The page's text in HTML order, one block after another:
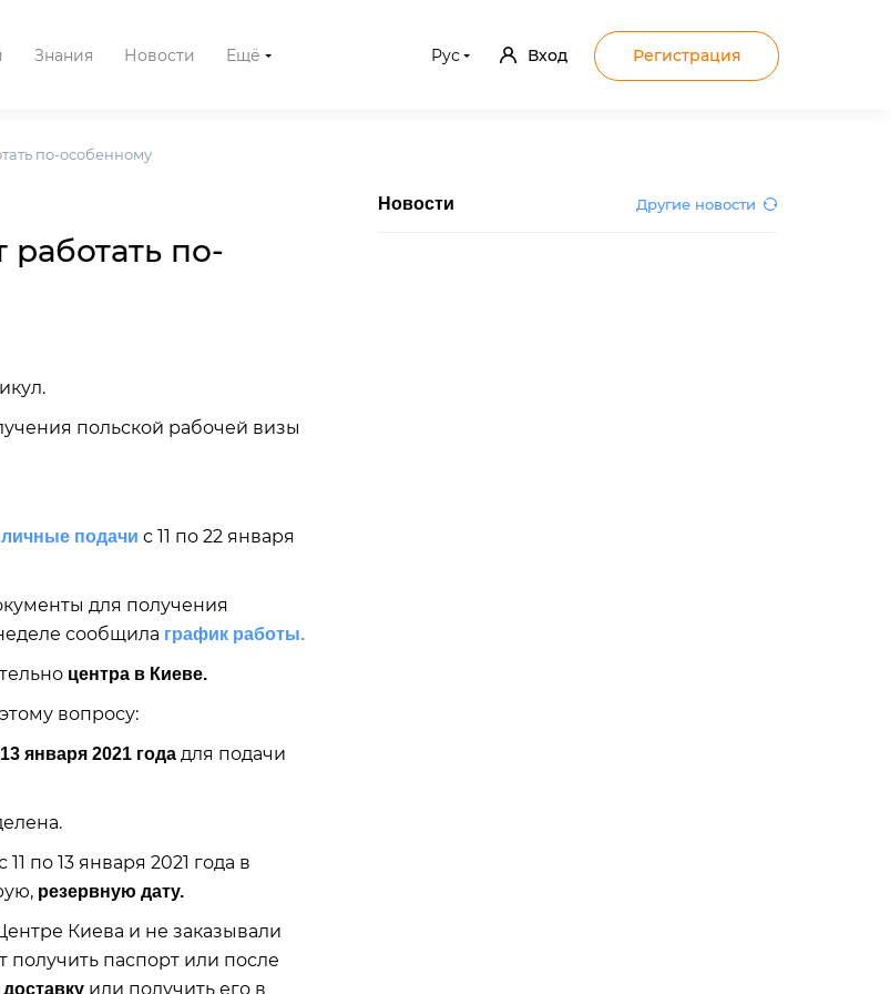
Знания Новости Ещё Рус Вход Регистрация
по-особенному
по-
польской рабочей визы
подачи с 11 по 22 января
для получения
сообщила график работы.
центра в Киеве.
вопросу:
января 2021 года для подачи
по 13 января 2021 года в
резервную дату.
Киева и не заказывали
получить паспорт или после
или получить его в
Новости Другие новости